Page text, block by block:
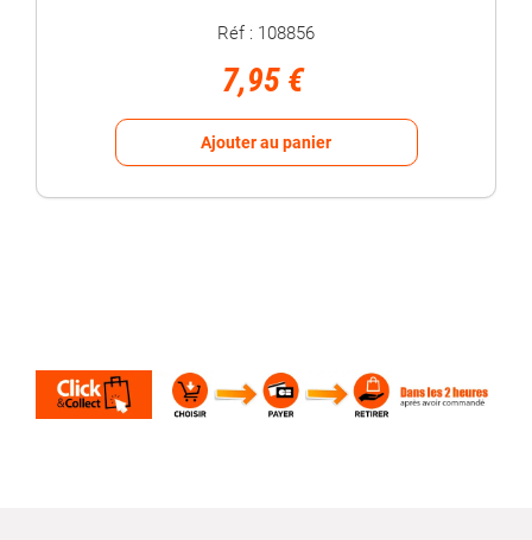
Réf : 108856
7,95 €
Ajouter au panier